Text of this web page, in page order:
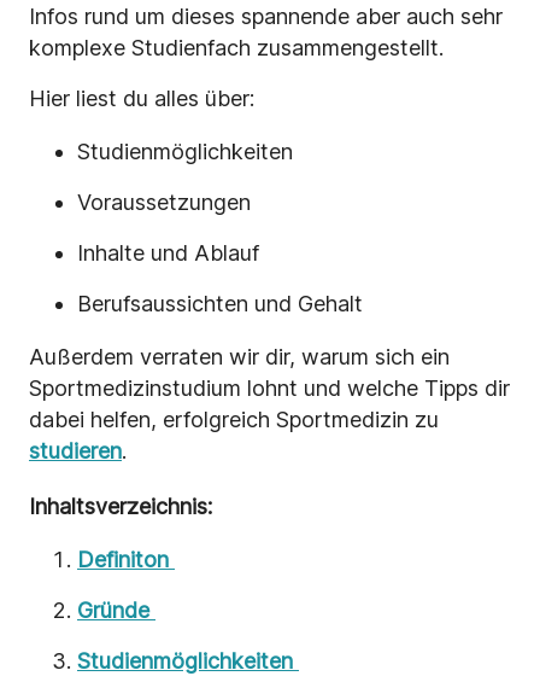
Infos rund um dieses spannende aber auch sehr
komplexe Studienfach zusammengestellt.
Hier liest du alles über:
Studienmöglichkeiten
Voraussetzungen
Inhalte und Ablauf
Berufsaussichten und Gehalt
Außerdem verraten wir dir, warum sich ein
Sportmedizinstudium lohnt und welche Tipps dir
dabei helfen, erfolgreich Sportmedizin zu
studieren.
Inhaltsverzeichnis:
Definiton
Gründe
Studienmöglichkeiten